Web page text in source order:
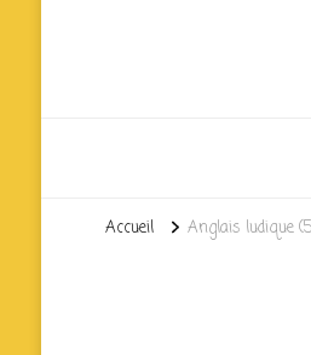
Accueil Anglais ludique